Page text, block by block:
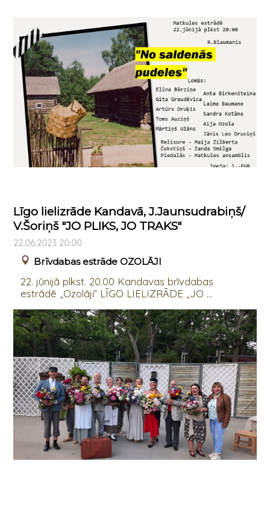
Līgo lielizrāde Kandavā, J.Jaunsudrabiņš/
V.Šoriņš "JO PLIKS, JO TRAKS"
22.06.2023 20:00
Brīvdabas estrāde OZOLĀJI
22. jūnijā plkst. 20.00 Kandavas brīvdabas
estrādē „Ozolāji” LĪGO LIELIZRĀDE „JO ...